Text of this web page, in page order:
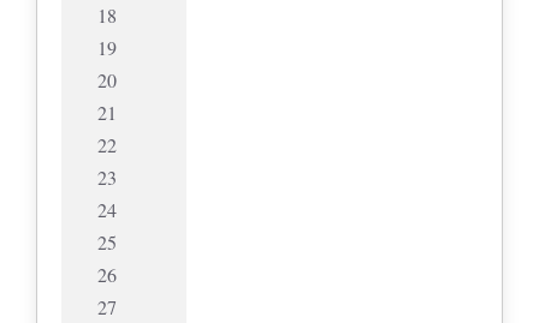
18
19
20
21
22
23
24
25
26
27